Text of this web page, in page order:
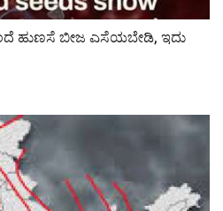
ಹುಣಸೆ ಬೀಜ ಎಸೆಯಬೇಡಿ, ಇದು